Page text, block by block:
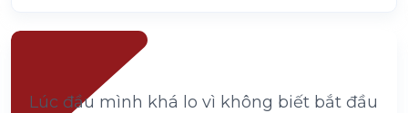
Lúc đầu mình khá lo vì không biết bắt đầu